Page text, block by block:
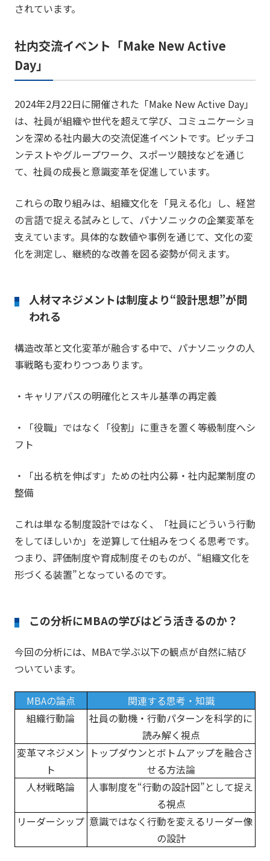
されています。
社内交流イベント「Make New Active
Day」
2024年2月22日に開催された「Make New Active Day」
は、社員が組織や世代を超えて学び、コミュニケーショ
ンを深める社内最大の交流促進イベントです。​ピッチコ
ンテストやグループワーク、スポーツ競技などを通じ
て、社員の成長と意識変革を促進しています。
これらの取り組みは、組織文化を「見える化」し、経営
の言語で捉える試みとして、パナソニックの企業変革を
支えています。​具体的な数値や事例を通じて、文化の変
化を測定し、継続的な改善を図る姿勢が伺えます。
人材マネジメントは制度より“設計思想”が問
われる
構造改革と文化変革が融合する中で、パナソニックの人
事戦略も変わりつつあります。
・キャリアパスの明確化とスキル基準の再定義
・「役職」ではなく「役割」に重きを置く等級制度へシ
フト
・「出る杭を伸ばす」ための社内公募・社内起業制度の
整備
これは単なる制度設計ではなく、「社員にどういう行動
をしてほしいか」を逆算して仕組みをつくる思考です。
つまり、評価制度や育成制度そのものが、“組織文化を
形づくる装置”となっているのです。
この分析にMBAの学びはどう活きるのか？
今回の分析には、MBAで学ぶ以下の観点が自然に結び
ついています。
MBAの論点
関連する思考・知識
組織行動論
社員の動機・行動パターンを科学的に
読み解く視点
変革マネジメン
ト
トップダウンとボトムアップを融合さ
せる方法論
人材戦略論
人事制度を“行動の設計図”として捉え
る視点
リーダーシップ 意識ではなく行動を変えるリーダー像
の設計